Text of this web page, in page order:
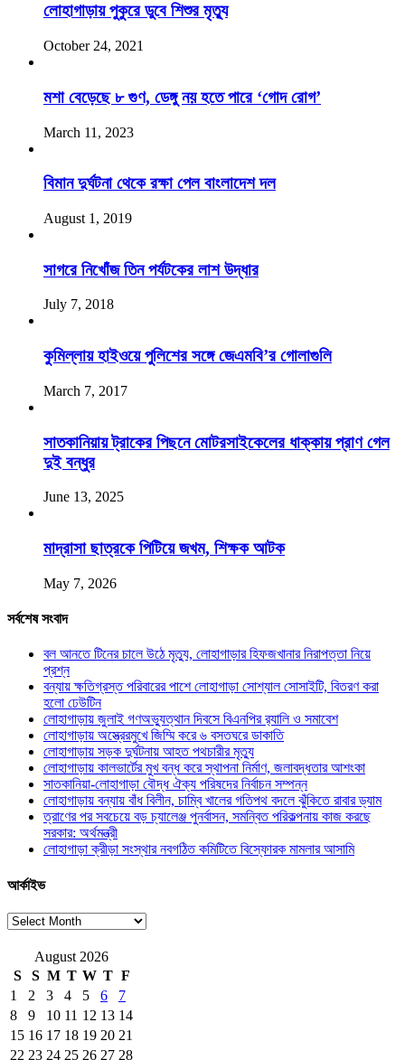
লোহাগাড়ায় পুকুরে ডুবে শিশুর মৃত্যু
October 24, 2021
মশা বেড়েছে ৮ গুণ, ডেঙ্গু নয় হতে পারে ‘গোদ রোগ’
March 11, 2023
বিমান দুর্ঘটনা থেকে রক্ষা পেল বাংলাদেশ দল
August 1, 2019
সাগরে নিখোঁজ তিন পর্যটকের লাশ উদ্ধার
July 7, 2018
কুমিল্লায় হাইওয়ে পুলিশের সঙ্গে জেএমবি’র গোলাগুলি
March 7, 2017
সাতকানিয়ায় ট্রাকের পিছনে মোটরসাইকেলের ধাক্কায় প্রাণ গেল
দুই বন্ধুর
June 13, 2025
মাদ্রাসা ছাত্রকে পিটিয়ে জখম, শিক্ষক আটক
May 7, 2026
সর্বশেষ সংবাদ
বল আনতে টিনের চালে উঠে মৃত্যু, লোহাগাড়ার হিফজখানার নিরাপত্তা নিয়ে
প্রশ্ন
বন্যায় ক্ষতিগ্রস্ত পরিবারের পাশে লোহাগাড়া সোশ্যাল সোসাইটি, বিতরণ করা
হলো ঢেউটিন
লোহাগাড়ায় জুলাই গণঅভ্যুত্থান দিবসে বিএনপির র‌্যালি ও সমাবেশ
লোহাগাড়ায় অস্ত্রেরমুখে জিম্মি করে ৬ বসতঘরে ডাকাতি
লোহাগাড়ায় সড়ক দুর্ঘটনায় আহত পথচারীর মৃত্যু
লোহাগাড়ায় কালভার্টের মুখ বন্ধ করে স্থাপনা নির্মাণ, জলাবদ্ধতার আশংকা
সাতকানিয়া-লোহাগাড়া বৌদ্ধ ঐক্য পরিষদের নির্বাচন সম্পন্ন
লোহাগাড়ায় বন্যায় বাঁধ বিলীন, চাম্বি খালের গতিপথ বদলে ঝুঁকিতে রাবার ড্যাম
ত্রাণের পর সবচেয়ে বড় চ্যালেঞ্জ পুনর্বাসন, সমন্বিত পরিকল্পনায় কাজ করছে
সরকার: অর্থমন্ত্রী
লোহাগাড়া ক্রীড়া সংস্থার নবগঠিত কমিটিতে বিস্ফোরক মামলার আসামি
আর্কাইভ
আর্কাইভ
August 2026
S
S M T W T F
1
2 3 4 5 6
7
8
9 10 11 12 13 14
15 16 17 18 19 20 21
22 23 24 25 26 27 28